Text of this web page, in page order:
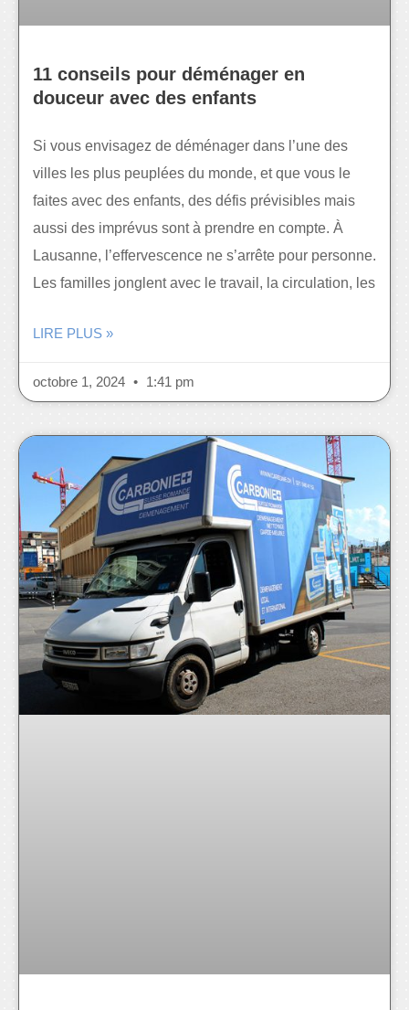
11 conseils pour déménager en
douceur avec des enfants
Si vous envisagez de déménager dans l’une des
villes les plus peuplées du monde, et que vous le
faites avec des enfants, des défis prévisibles mais
aussi des imprévus sont à prendre en compte. À
Lausanne, l’effervescence ne s’arrête pour personne.
Les familles jonglent avec le travail, la circulation, les
LIRE PLUS »
octobre 1, 2024 1:41 pm